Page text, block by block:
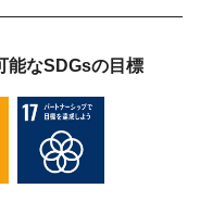
能なSDGsの目標